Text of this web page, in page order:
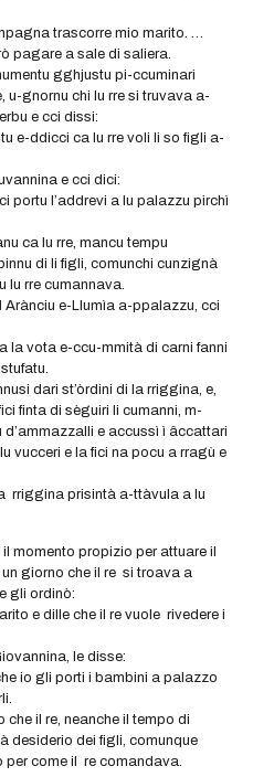
trascorre mio marito. …
pagare a sale di saliera.
gghjustu pi-ccuminari
u-gnornu chi lu rre si truvava a-
e cci dissi:
e-ddicci ca lu rre voli li so figli a-
e cci dici:
portu l’addrevi a lu palazzu pirchì
ca lu rre, mancu tempu
di li figli, comunchi cunzignà
lu rre cumannava.
e-Llumìa a-ppalazzu, cci
vota e-ccu-mmità di carni fanni
dari st’òrdini di la rriggina, e,
finta di sèguiri li cumanni, m-
e accussì ì âccattari
vucceri e la fici na pocu a rragù e
rriggina prisintà a-ttàvula a lu
momento propizio per attuare il
giorno che il re si troava a
gli ordinò:
e dille che il re vuole rivedere i
le disse:
io gli porti i bambini a palazzo
il re, neanche il tempo di
desiderio dei figli, comunque
per come il re comandava.